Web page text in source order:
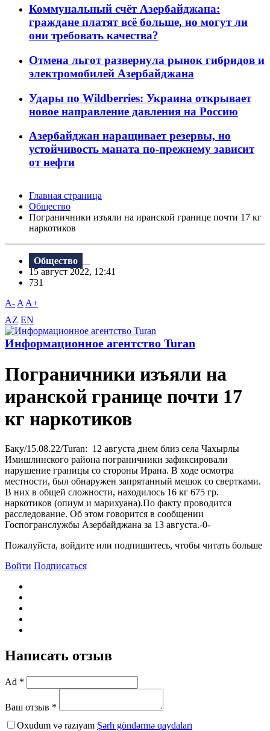
Коммунальный счёт Азербайджана:
граждане платят всё больше, но могут ли
они требовать качества?
Отмена льгот развернула рынок гибридов и
электромобилей Азербайджана
Удары по Wildberries: Украина открывает
новое направление давления на Россию
Азербайджан наращивает резервы, но
устойчивость маната по-прежнему зависит
от нефти
Главная страница
Общество
Пограничники изъяли на иранской границе почти 17 кг
наркотиков
Общество
15 август 2022, 12:41
731
A- A A+
AZ EN
Информационное агентство Turan
Пограничники изъяли на
иранской границе почти 17
кг наркотиков
Баку/15.08.22/Turan: 12 августа днем близ села Чахырлы
Имишлинского района пограничники зафиксировали
нарушение границы со стороны Ирана. В ходе осмотра
местности, был обнаружен запрятанный мешок со свертками.
В них в общей сложности, находилось 16 кг 675 гр.
наркотиков (опиум и марихуана).По факту проводится
расследование. Об этом говорится в сообщении
Госпогранслужбы Азербайджана за 13 августа.-0-
Пожалуйста, войдите или подпишитесь, чтобы читать больше
Войти Подписаться
Написать отзыв
Ad *
Ваш отзыв *
Oxudum və razıyam Şərh göndərmə qaydaları